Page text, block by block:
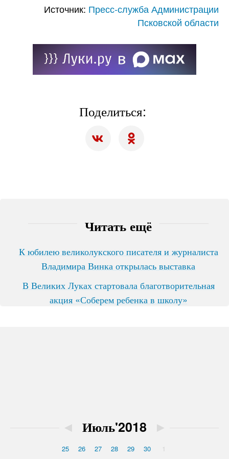
Источник: Пресс-служба Администрации
Псковской области
Поделиться:
Читать ещё
К юбилею великолукского писателя и журналиста
Владимира Винка открылась выставка
В Великих Луках стартовала благотворительная
акция «Соберем ребенка в школу»
◄ Июль'2018 ►
25 26 27 28 29 30
1